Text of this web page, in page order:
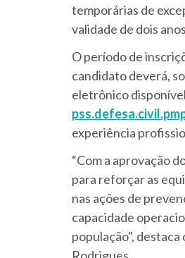
temporárias de
validade de dois
O período de
candidato deverá,
eletrônico
experiência
“Com a aprovação
para reforçar as
nas ações de
capacidade
população",